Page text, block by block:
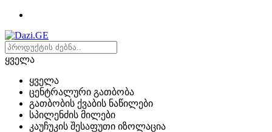
ყველა
ყველა
ცენტრალური გათბობა
გათბობის ქვაბის ნაწილები
სპილენძის მილები
კაუჩუკის შესაფუთი იზოლაცია